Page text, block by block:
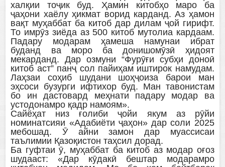
халқии тоҷик буд. Ҳамин китобҳо маро ба
ҷаҳони хаёлу ҳикмат ворид карданд. Аз ҳамон
вақт муҳаббат ба китоб дар дилам ҷой гирифт.
То имрӯз зиёда аз 500 китоб мутолиа кардаам.
Падару модарам ҳамеша намунаи ибрат
буданд ва моро ба донишомӯзӣ ҳидоят
мекарданд. Дар озмуни “Фурӯғи субҳи доноӣ
китоб аст” панҷ сол пайиҳам иштирок намудам.
Лаҳзаи соҳиб шудани шоҳҷоиза барои ман
эҳсоси бузурги ифтихор буд. Ман тавонистам
бо ин дастовард меҳнати падару модар ва
устодонамро қадр намоям».
Сайёҳат низ ғолиби ҷойи якум аз рӯйи
номинатсияи «Адабиёти ҷаҳон» дар соли 2025
мебошад. Ӯ айни замон дар муассисаи
таълимии Қазоқистон таҳсил дорад.
Ба гуфтаи ӯ, муҳаббат ба китоб аз модар оғоз
шудааст: «Дар кӯдакӣ бештар модарамро